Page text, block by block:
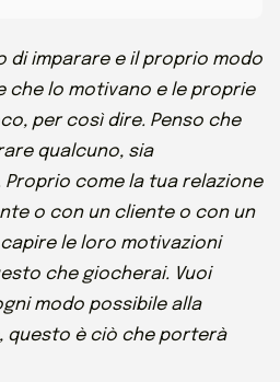
di imparare e il proprio modo
che lo motivano e le proprie
per così dire. Penso che
qualcuno, sia
come la tua relazione
o con un cliente o con un
le loro motivazioni
che giocherai. Vuoi
modo possibile alla
questo è ciò che porterà